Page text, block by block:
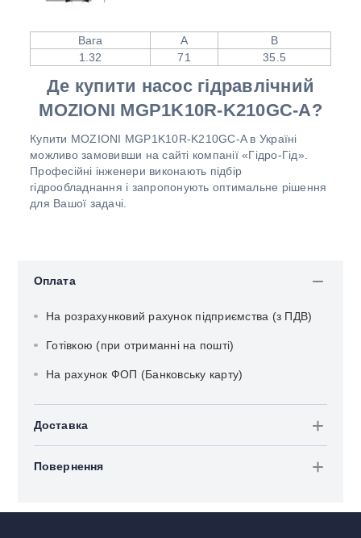
Вага А
В
1.32
71 35.5
Де купити насос гідравлічний
MOZIONI MGP1K10R-K210GC-A?
Купити MOZIONI MGP1K10R-K210GC-A в Україні
можливо замовивши на сайті компанії «Гідро-Гід».
Професійні інженери виконають підбір
гідрообладнання і запропонують оптимальне рішення
для Вашої задачі.
Оплата
На розрахунковий рахунок підприємства (з ПДВ)
Готівкою (при отриманні на пошті)
На рахунок ФОП (Банковську карту)
Доставка
Повернення